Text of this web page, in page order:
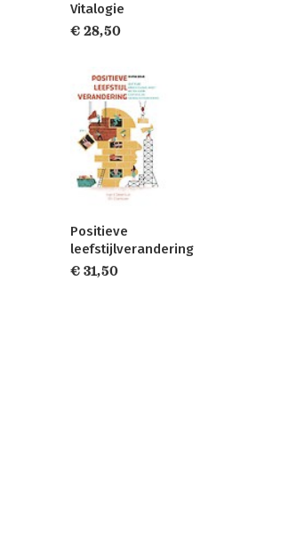
Vitalogie
€ 28,50
Positieve
leefstijlverandering
€ 31,50